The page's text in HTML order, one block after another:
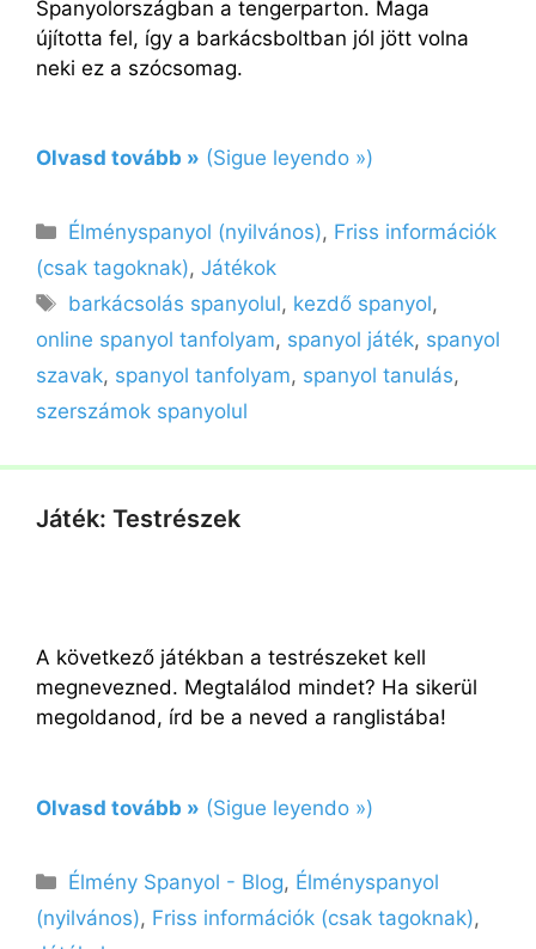
Spanyolországban a tengerparton. Maga
újította fel, így a barkácsboltban jól jött volna
neki ez a szócsomag.
Olvasd tovább » (Sigue leyendo »)
Kategória
Élményspanyol (nyilvános), Friss információk
(csak tagoknak), Játékok
Címkék
barkácsolás spanyolul, kezdő spanyol,
online spanyol tanfolyam, spanyol játék, spanyol
szavak, spanyol tanfolyam, spanyol tanulás,
szerszámok spanyolul
Játék: Testrészek
A következő játékban a testrészeket kell
megnevezned. Megtalálod mindet? Ha sikerül
megoldanod, írd be a neved a ranglistába!
Olvasd tovább » (Sigue leyendo »)
Kategória
Élmény Spanyol - Blog, Élményspanyol
(nyilvános), Friss információk (csak tagoknak),